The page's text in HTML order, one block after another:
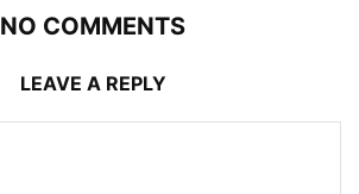
NO COMMENTS
LEAVE A REPLY